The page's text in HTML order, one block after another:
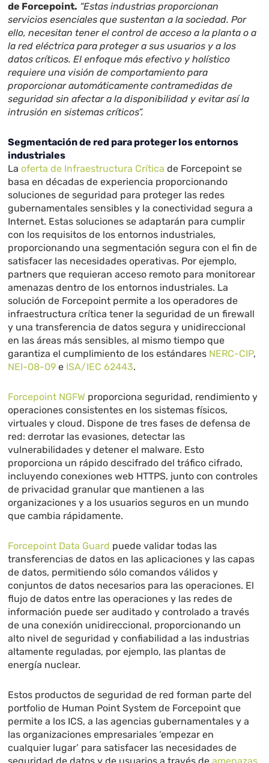
de Forcepoint. “Estas industrias proporcionan
servicios esenciales que sustentan a la sociedad. Por
ello, necesitan tener el control de acceso a la planta o a
la red eléctrica para proteger a sus usuarios y a los
datos críticos. El enfoque más efectivo y holístico
requiere una visión de comportamiento para
proporcionar automáticamente contramedidas de
seguridad sin afectar a la disponibilidad y evitar así la
intrusión en sistemas críticos”.
Segmentación de red para proteger los entornos
industriales
Laoferta de Infraestructura Crítica de Forcepoint se
basa en décadas de experiencia proporcionando
soluciones de seguridad para proteger las redes
gubernamentales sensibles y la conectividad segura a
Internet. Estas soluciones se adaptarán para cumplir
con los requisitos de los entornos industriales,
proporcionando una segmentación segura con el fin de
satisfacer las necesidades operativas. Por ejemplo,
partners que requieran acceso remoto para monitorear
amenazas dentro de los entornos industriales. La
solución de Forcepoint permite a los operadores de
infraestructura crítica tener la seguridad de un firewall
y una transferencia de datos segura y unidireccional
en las áreas más sensibles, al mismo tiempo que
garantiza el cumplimiento de los estándares NERC-CIP,
NEI-08-09 e ISA/IEC 62443.
Forcepoint NGFW proporciona seguridad, rendimiento y
operaciones consistentes en los sistemas físicos,
virtuales y cloud. Dispone de tres fases de defensa de
red: derrotar las evasiones, detectar las
vulnerabilidades y detener el malware. Esto
proporciona un rápido descifrado del tráfico cifrado,
incluyendo conexiones web HTTPS, junto con controles
de privacidad granular que mantienen a las
organizaciones y a los usuarios seguros en un mundo
que cambia rápidamente.
Forcepoint Data Guard puede validar todas las
transferencias de datos en las aplicaciones y las capas
de datos, permitiendo sólo comandos válidos y
conjuntos de datos necesarios para las operaciones. El
flujo de datos entre las operaciones y las redes de
información puede ser auditado y controlado a través
de una conexión unidireccional, proporcionando un
alto nivel de seguridad y confiabilidad a las industrias
altamente reguladas, por ejemplo, las plantas de
energía nuclear.
Estos productos de seguridad de red forman parte del
portfolio de Human Point System de Forcepoint que
permite a los ICS, a las agencias gubernamentales y a
las organizaciones empresariales ‘empezar en
cualquier lugar’ para satisfacer las necesidades de